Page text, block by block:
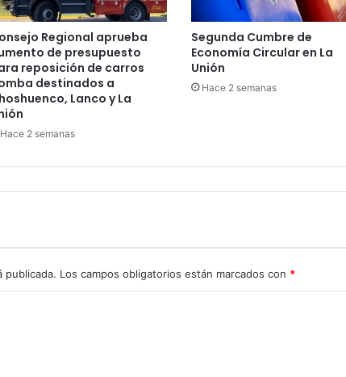
Regional aprueba
de presupuesto
reposición de carros
destinados a
Lanco y La
Hace 2 semanas
Segunda Cumbre de
Economía Circular en La
Unión
Hace 2 semanas
publicada. Los campos obligatorios están marcados con *